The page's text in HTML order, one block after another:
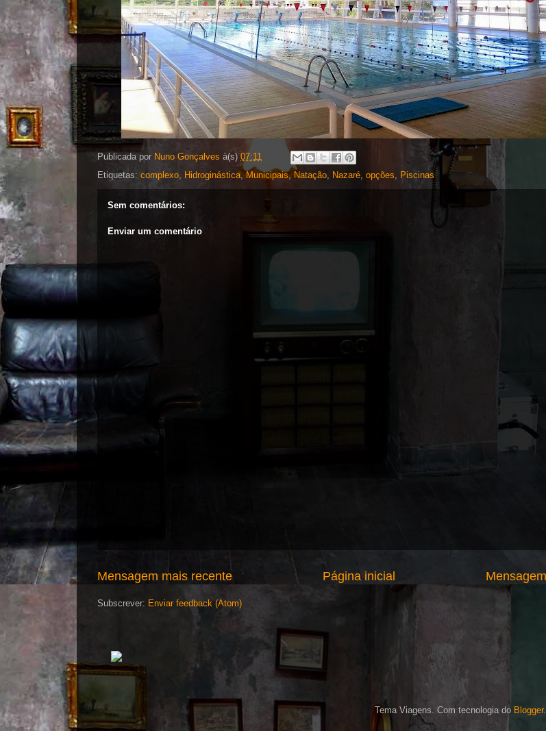
Publicada por Nuno Gonçalves à(s) 07:11
Etiquetas: complexo, Hidroginástica,Municipais,Natação, Nazaré, opções, Piscinas
Sem comentários:
Enviar um comentário
Mensagem mais recente Página inicial
Subscrever: Enviar feedback (Atom)
Tema Viagens. Com tecnologia do Blogger.